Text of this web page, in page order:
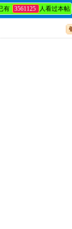
有 3561125 人看过本帖